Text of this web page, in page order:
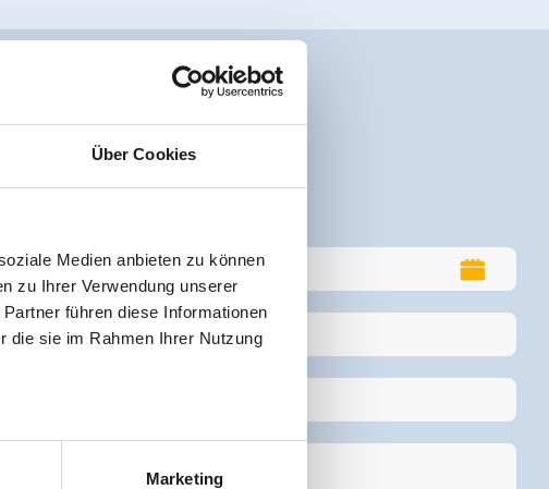
Über Cookies
Medien anbieten zu können
zu Ihrer Verwendung unserer
führen diese Informationen
die sie im Rahmen Ihrer Nutzung
Marketing